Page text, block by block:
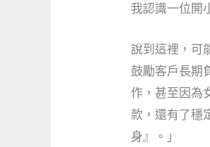
我認識一位開
說到這裡，可
鼓勵客戶長期
作，甚至因為
款，還有了穩
身』。」